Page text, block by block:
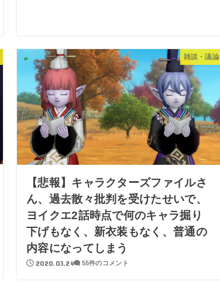
雑談・議論
【悲報】キャラクターズファイルさ
ん、過去散々批判を受けたせいで、
ヨイクエ2話時点で何のキャラ掘り
下げもなく、新衣装もなく、普通の
内容になってしまう
2020.03.24 55件のコメント